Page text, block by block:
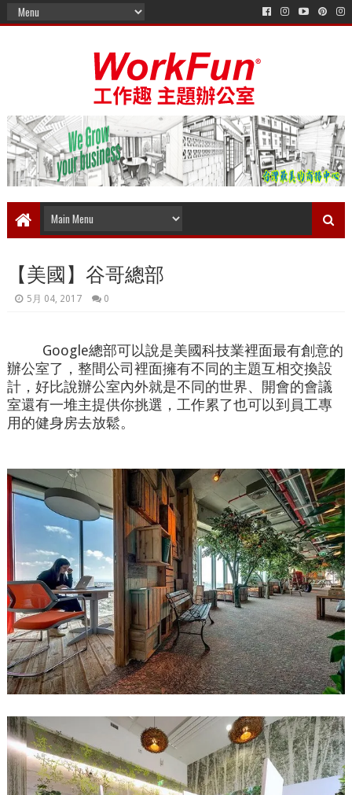
【美國】谷哥總部
5月 04, 2017 0
Google總部可以說是美國科技業裡面最有創意的
辦公室了，整間公司裡面擁有不同的主題互相交換設
計，好比說辦公室內外就是不同的世界、開會的會議
室還有一堆主提供你挑選，工作累了也可以到員工專
用的健身房去放鬆。